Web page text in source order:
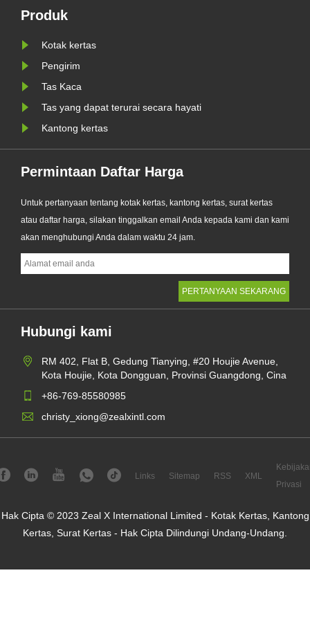
Produk
Kotak kertas
Pengirim
Tas Kaca
Tas yang dapat terurai secara hayati
Kantong kertas
Permintaan Daftar Harga
Untuk pertanyaan tentang kotak kertas, kantong kertas, surat kertas
atau daftar harga, silakan tinggalkan email Anda kepada kami dan kami
akan menghubungi Anda dalam waktu 24 jam.
Hubungi kami
RM 402, Flat B, Gedung Tianying, #20 Houjie Avenue,
Kota Houjie, Kota Dongguan, Provinsi Guangdong, Cina
+86-769-85580985
christy_xiong@zealxintl.com
Links Sitemap RSS XML
Privasi
Hak Cipta © 2023 Zeal X International Limited - Kotak Kertas, Kantong
Kertas, Surat Kertas - Hak Cipta Dilindungi Undang-Undang.